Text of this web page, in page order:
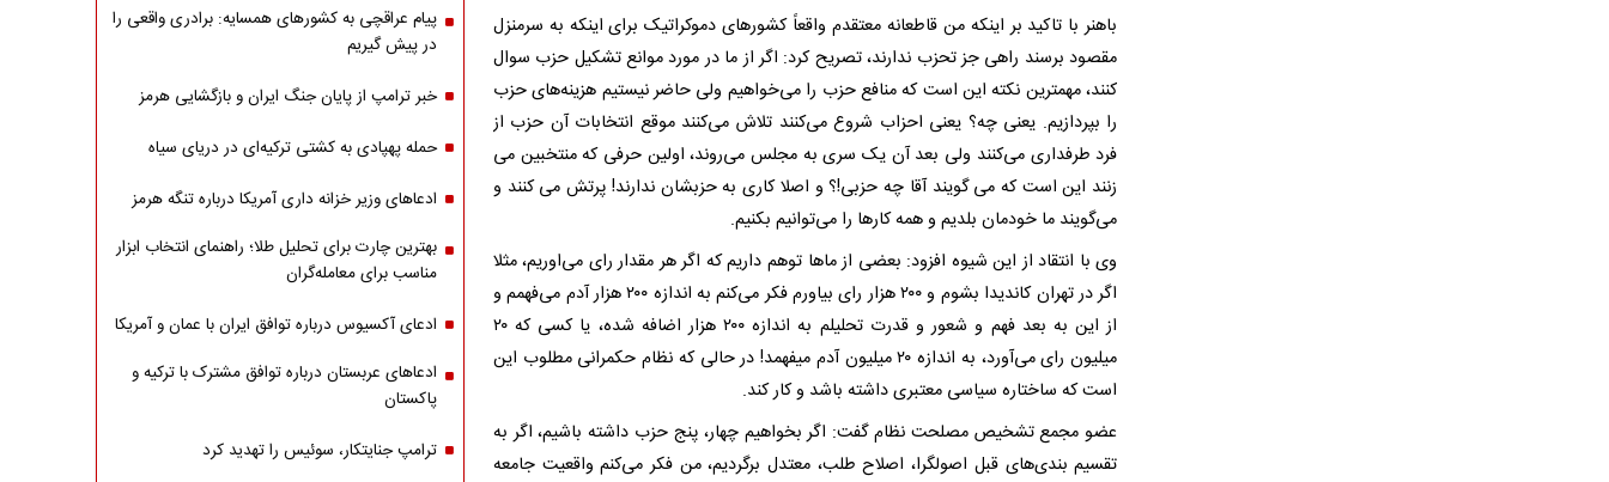
باهنر با تاکید بر اینکه من قاطعانه معتقدم واقعاً کشورهای دموکراتیک برای اینکه به سرمنزل
مقصود برسند راهی جز تحزب ندارند، تصریح کرد: اگر از ما در مورد موانع تشکیل حزب سوال
کنند، مهمترین نکته این است که منافع حزب را می‌خواهیم ولی حاضر نیستیم هزینه‌های حزب
را بپردازیم. یعنی چه؟ یعنی احزاب شروع می‌کنند تلاش می‌کنند موقع انتخابات آن حزب از
فرد طرفداری می‌کنند ولی بعد آن یک سری به مجلس می‌روند، اولین حرفی که منتخبین می
زنند این است که می گویند آقا چه حزبی!؟ و اصلا کاری به حزبشان ندارند! پرتش می کنند و
می‌گویند ما خودمان بلدیم و همه کارها را می‌توانیم بکنیم.
وی با انتقاد از این شیوه افزود: بعضی از ماها توهم داریم که اگر هر مقدار رای می‌اوریم، مثلا
اگر در تهران کاندیدا بشوم و ۲۰۰ هزار رای بیاورم فکر می‌کنم به اندازه ۲۰۰ هزار آدم می‌فهمم و
از این به بعد فهم و شعور و قدرت تحلیلم به اندازه ۲۰۰ هزار اضافه شده، یا کسی که ۲۰
میلیون رای می‌آورد، به اندازه ۲۰ میلیون آدم میفهمد! در حالی که نظام حکمرانی مطلوب این
است که ساختاره سیاسی معتبری داشته باشد و کار کند.
عضو مجمع تشخیص مصلحت نظام گفت: اگر بخواهیم چهار، پنج حزب داشته باشیم، اگر به
تقسیم بندی‌های قبل اصولگرا، اصلاح طلب، معتدل برگردیم، من فکر می‌کنم واقعیت جامعه
پیام عراقچی به کشورهای همسایه: برادری واقعی را
در پیش گیریم
خبر ترامپ از پایان جنگ ایران و بازگشایی هرمز
حمله پهپادی به کشتی ترکیه‌ای در دریای سیاه
ادعاهای وزیر خزانه داری آمریکا درباره تنگه هرمز
بهترین چارت برای تحلیل طلا؛ راهنمای انتخاب ابزار
مناسب برای معامله‌گران
ادعای آکسیوس درباره توافق ایران با عمان و آمریکا
ادعاهای عربستان درباره توافق مشترک با ترکیه و
پاکستان
ترامپ جنایتکار، سوئیس را تهدید کرد